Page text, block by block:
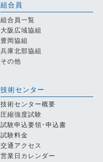
組合員
組合員一覧
大阪広域協組
豊岡協組
兵庫北部協組
その他
技術センター
技術センター概要
圧縮強度試験
試験申込要領･申込書
試験料金
交通アクセス
営業日カレンダー